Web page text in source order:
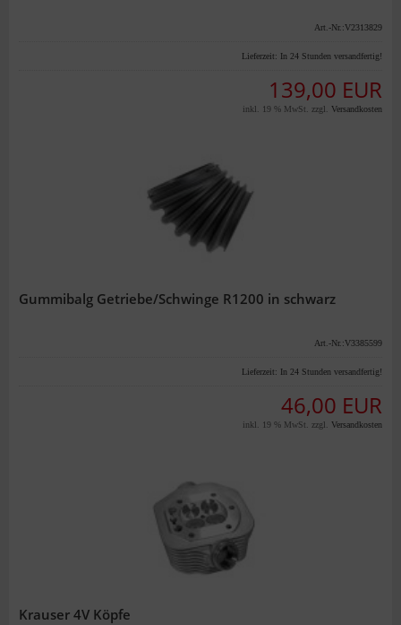
Art.-Nr.:V2313829
Lieferzeit: In 24 Stunden versandfertig!
139,00 EUR
inkl. 19 % MwSt. zzgl. Versandkosten
Gummibalg Getriebe/Schwinge R1200 in schwarz
Art.-Nr.:V3385599
Lieferzeit: In 24 Stunden versandfertig!
46,00 EUR
inkl. 19 % MwSt. zzgl. Versandkosten
Krauser 4V Köpfe